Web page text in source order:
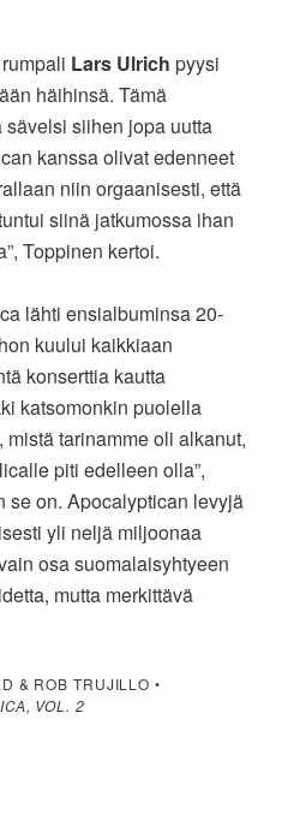
Lars Ulrich pyysi
häihinsä. Tämä
siihen jopa uutta
kanssa olivat edenneet
niin orgaanisesti, että
siinä jatkumossa ihan
Toppinen kertoi.
lähti ensialbuminsa 20-
kuului kaikkiaan
konserttia kautta
katsomonkin puolella
tarinamme oli alkanut,
piti edelleen olla”,
se on. Apocalyptican levyjä
yli neljä miljoonaa
osa suomalaisyhtyeen
mutta merkittävä
& ROB TRUJILLO •
VOL. 2